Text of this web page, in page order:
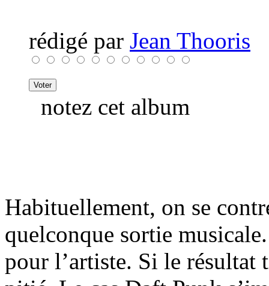
rédigé par Jean Thooris
notez cet album
Habituellement, on se
quelconque sortie
pour l’artiste. Si le résultat